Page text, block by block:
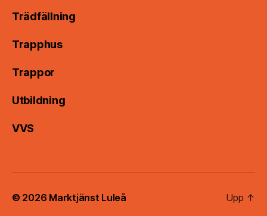
Trädfällning
Trapphus
Trappor
Utbildning
VVS
© 2026 Marktjänst Luleå Upp ↑